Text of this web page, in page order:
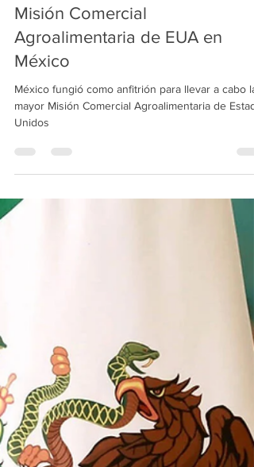
Jenny Valadez
México: Sede de la mayor
Misión Comercial
Agroalimentaria de EUA en
México fungió como anfitrión para llevar a cabo la
mayor Misión Comercial Agroalimentaria de